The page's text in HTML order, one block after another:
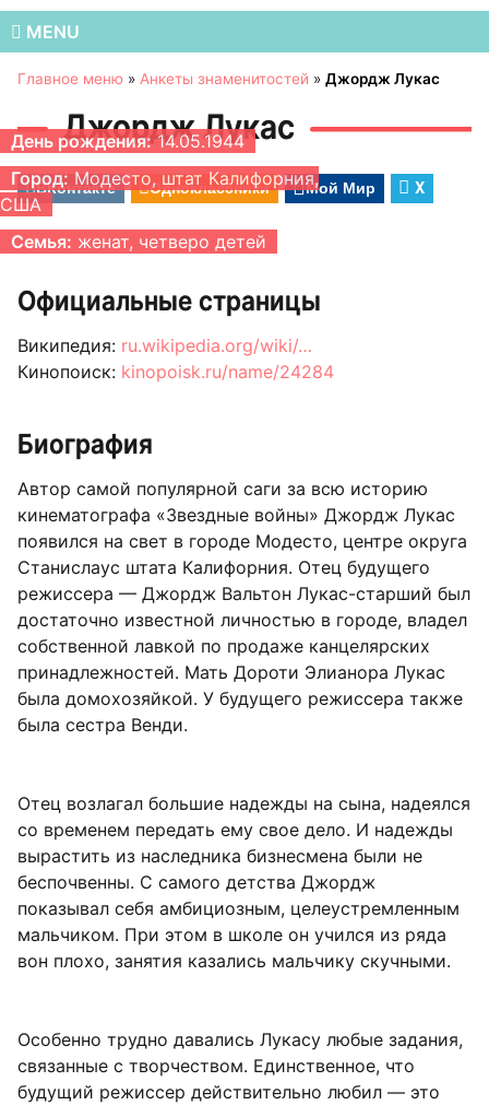
MENU
Главное меню » Анкеты знаменитостей » Джордж Лукас
Джордж Лукас
ВКонтакте Одноклассники Мой Мир X
День рождения:14.05.1944
Город: Модесто, штат Калифорния,
США
Семья: женат, четверо детей
Официальные страницы
Википедия: ru.wikipedia.org/wiki/…
Кинопоиск: kinopoisk.ru/name/24284
Биография
Автор самой популярной саги за всю историю
кинематографа «Звездные войны» Джордж Лукас
появился на свет в городе Модесто, центре округа
Станислаус штата Калифорния. Отец будущего
режиссера — Джордж Вальтон Лукас-старший был
достаточно известной личностью в городе, владел
собственной лавкой по продаже канцелярских
принадлежностей. Мать Дороти Элианора Лукас
была домохозяйкой. У будущего режиссера также
была сестра Венди.
Отец возлагал большие надежды на сына, надеялся
со временем передать ему свое дело. И надежды
вырастить из наследника бизнесмена были не
беспочвенны. С самого детства Джордж
показывал себя амбициозным, целеустремленным
мальчиком. При этом в школе он учился из ряда
вон плохо, занятия казались мальчику скучными.
Особенно трудно давались Лукасу любые задания,
связанные с творчеством. Единственное, что
будущий режиссер действительно любил — это